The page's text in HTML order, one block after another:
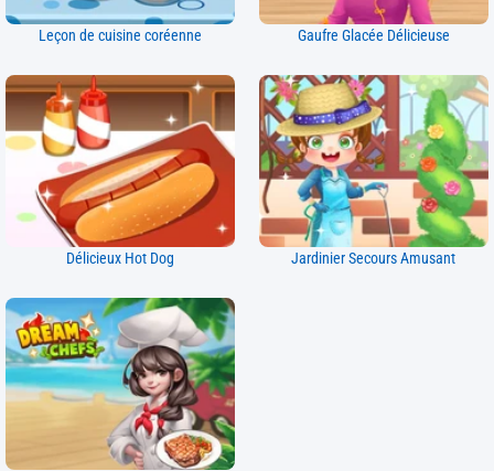
Leçon de cuisine coréenne Gaufre Glacée Délicieuse
Délicieux Hot Dog Jardinier Secours Amusant